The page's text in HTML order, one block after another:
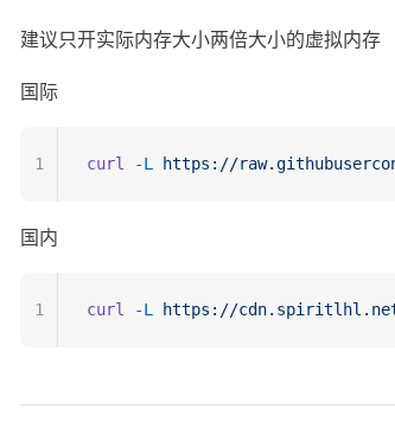
建议只开实际内存大小两倍大小的虚拟内存
国际
curl -L https://
1
国内
curl -L https://cdn.spiritlhl.net/
1